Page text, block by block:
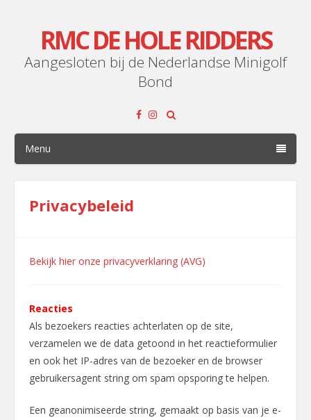
RMC DE HOLE RIDDERS
Aangesloten bij de Nederlandse Minigolf
Bond
Menu
Privacybeleid
Bekijk hier onze privacyverklaring (AVG)
Reacties
Als bezoekers reacties achterlaten op de site,
verzamelen we de data getoond in het reactieformulier
en ook het IP-adres van de bezoeker en de browser
gebruikersagent string om spam opsporing te helpen.
Een geanonimiseerde string, gemaakt op basis van je e-